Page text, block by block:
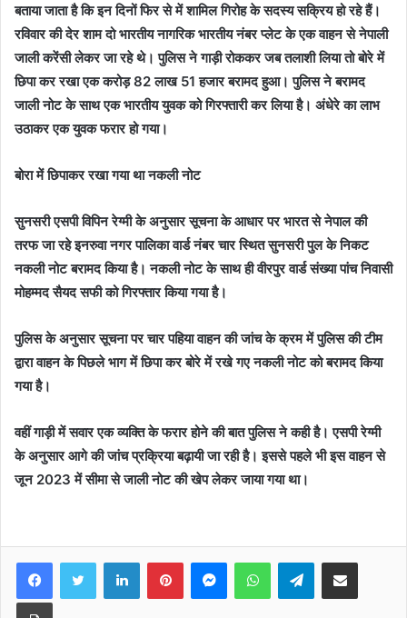
बताया जाता है कि इन दिनों फिर से में शामिल गिरोह के सदस्य सक्रिय हो रहे हैं।
रविवार की देर शाम दो भारतीय नागरिक भारतीय नंबर प्लेट के एक वाहन से नेपाली
जाली करेंसी लेकर जा रहे थे। पुलिस ने गाड़ी रोककर जब तलाशी लिया तो बोरे में
छिपा कर रखा एक करोड़ 82 लाख 51 हजार बरामद हुआ। पुलिस ने बरामद
जाली नोट के साथ एक भारतीय युवक को गिरफ्तारी कर लिया है। अंधेरे का लाभ
उठाकर एक युवक फरार हो गया।
बोरा में छिपाकर रखा गया था नकली नोट
सुनसरी एसपी विपिन रेग्मी के अनुसार सूचना के आधार पर भारत से नेपाल की
तरफ जा रहे इनरुवा नगर पालिका वार्ड नंबर चार स्थित सुनसरी पुल के निकट
नकली नोट बरामद किया है। नकली नोट के साथ ही वीरपुर वार्ड संख्या पांच निवासी
मोहम्मद सैयद सफी को गिरफ्तार किया गया है।
पुलिस के अनुसार सूचना पर चार पहिया वाहन की जांच के क्रम में पुलिस की टीम
द्वारा वाहन के पिछले भाग में छिपा कर बोरे में रखे गए नकली नोट को बरामद किया
गया है।
वहीं गाड़ी में सवार एक व्यक्ति के फरार होने की बात पुलिस ने कही है। एसपी रेग्मी
के अनुसार आगे की जांच प्रक्रिया बढ़ायी जा रही है। इससे पहले भी इस वाहन से
जून 2023 में सीमा से जाली नोट की खेप लेकर जाया गया था।
FacebookTwitter LinkedInPinterestMessengerWhatsAppTelegramShare via Email
Print